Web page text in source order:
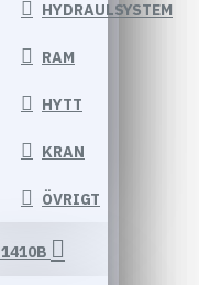
HYDRAULSYSTEM
RAM
HYTT
KRAN
ÖVRIGT
1410B